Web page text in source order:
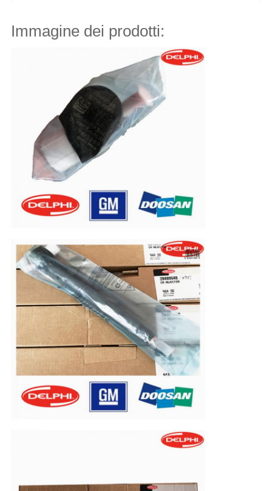
Immagine dei prodotti: